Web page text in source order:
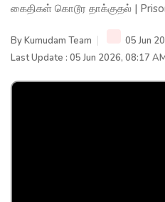
கைதிகள் கொடூர தாக்குதல் |
ByKumudam Team
05 Jun
Last Update : 05 Jun 2026, 08:17